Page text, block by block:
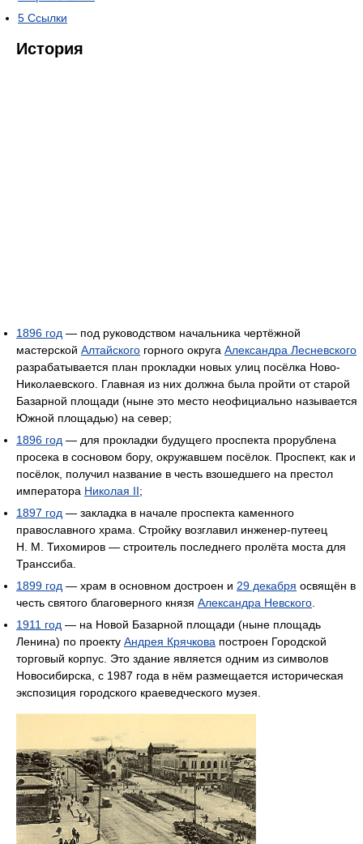
5 Ссылки
История
1896 год — под руководством начальника чертёжной
мастерской Алтайского горного округа Александра Лесневского
разрабатывается план прокладки новых улиц посёлка Ново-
Николаевского. Главная из них должна была пройти от старой
Базарной площади (ныне это место неофициально называется
Южной площадью) на север;
1896 год — для прокладки будущего проспекта прорублена
просека в сосновом бору, окружавшем посёлок. Проспект, как и
посёлок, получил название в честь взошедшего на престол
императора Николая II;
1897 год — закладка в начале проспекта каменного
православного храма. Стройку возглавил инженер-путеец
Н. М. Тихомиров — строитель последнего пролёта моста для
Транссиба.
1899 год — храм в основном достроен и 29 декабря освящён в
честь святого благоверного князя Александра Невского
1911 год — на Новой Базарной площади (ныне площадь
Ленина) по проекту Андрея Крячкова построен Городской
торговый корпус. Это здание является одним из символов
Новосибирска, с 1987 года в нём размещается историческая
экспозиция городского краеведческого музея.